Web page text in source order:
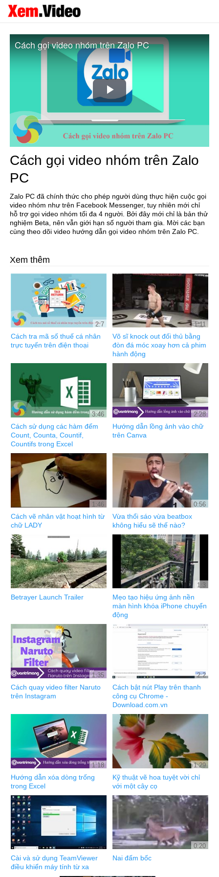
Play
Video
Cách gọi video nhóm trên Zalo PC
Cách gọi video nhóm trên Zalo
PC
Zalo PC đã chính thức cho phép người dùng thực hiện cuộc gọi
video nhóm như trên Facebook Messenger, tuy nhiên mới chỉ
hỗ trợ gọi video nhóm tối đa 4 người. Bởi đây mới chỉ là bản thử
nghiệm Beta, nên vẫn giới hạn số người tham gia. Mời các bạn
cùng theo dõi video hướng dẫn gọi video nhóm trên Zalo PC.
Xem thêm
2:7
Cách tra mã số thuế cá nhân
trực tuyến trên điện thoại
1:11
Võ sĩ knock out đối thủ bằng
đòn đá móc xoay hơn cả phim
hành động
3:46
Cách sử dụng các hàm đếm
Count, Counta, Countif,
Countifs trong Excel
2:28
Hướng dẫn lồng ảnh vào chữ
trên Canva
1:46
Cách vẽ nhân vật hoạt hình từ
chữ LADY
0:56
Vừa thổi sáo vừa beatbox
không hiểu sẽ thế nào?
Betrayer Launch Trailer
1:3
Mẹo tạo hiệu ứng ảnh nền
màn hình khóa iPhone chuyển
động
1:35
Cách quay video filter Naruto
trên Instagram
2:2
Cách bật nút Play trên thanh
công cụ Chrome -
Download.com.vn
1:18
Hướng dẫn xóa dòng trống
trong Excel
1:29
Kỹ thuật vẽ hoa tuyệt vời chỉ
với một cây cọ
Cài và sử dụng TeamViewer
điều khiển máy tính từ xa
0:20
Nai đấm bốc